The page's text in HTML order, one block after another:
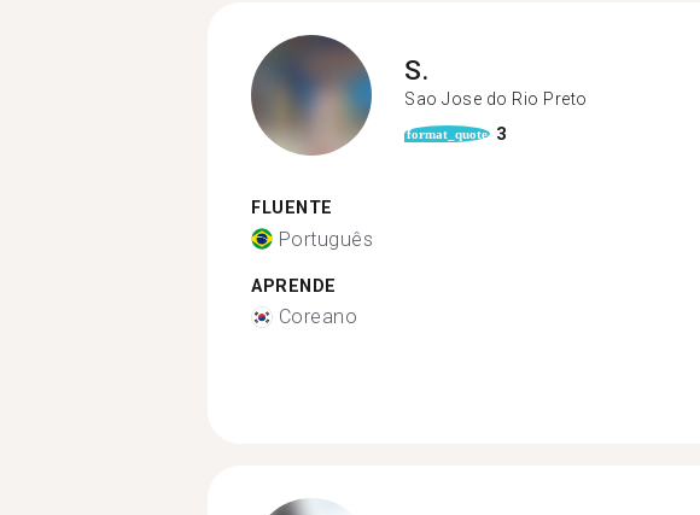
S.
Sao Jose do Rio Preto
format_quote 3
FLUENTE
Português
APRENDE
Coreano